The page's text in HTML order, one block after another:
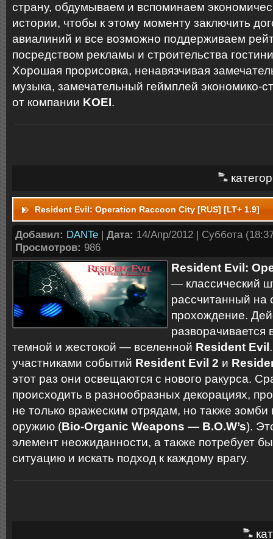
страну, обдумываем и вспоминаем
истории, чтобы к этому моменту заключить
авиалиний и все возможно поддерживаем
посредством рекламы и строительства
Хорошая прорисовка, ненавязчивая
музыка, замечательный геймплей экономико-
от компании KOEI.
Resident Evil: Operation Raccoon City [RUS] [LT+ 1.9]
Добавил: DANTe | Дата: 14/Апр/2012 | Суббота
Просмотров: 986
Resident Evil:
— классический
рассчитанный на
прохождение.
темной и жестокой — вселенной Resident Evil
участниками событий Resident Evil 2 и
этот раз они освещаются с нового ракурса.
происходить в разнообразных декорациях,
не только вражеским отрядам, но также зомби
оружию (Bio-Organic Weapons — B.O.W’s).
элемент неожиданности, а также потребует
ситуацию и искать подход к каждому врагу.